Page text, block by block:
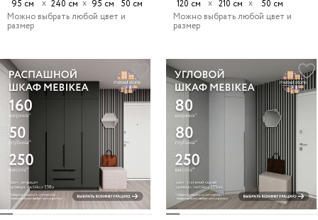
95 см
х 240 см х 95 см
50 см
Можно выбрать любой цвет и
размер
120 см
х 210 см х
50 см
Можно выбрать любой цвет и
размер